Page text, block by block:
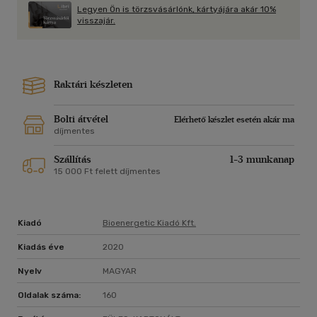
Legyen Ön is törzsvásárlónk, kártyájára akár 10%
visszajár.
Raktári készleten
Bolti átvétel
Elérhető készlet esetén akár ma
díjmentes
Szállítás 1-3 munkanap
15 000 Ft felett díjmentes
Kiadó Bioenergetic Kiadó Kft.
Kiadás éve 2020
Nyelv MAGYAR
Oldalak száma: 160